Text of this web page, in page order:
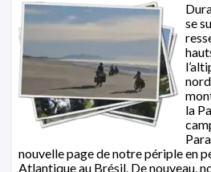
se
la
nouvelle page de notre périple en
Atlantique au Brésil. De nouveau,